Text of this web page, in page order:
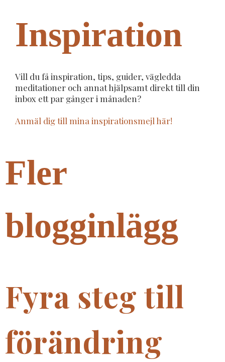
Inspiration
Vill du få inspiration, tips, guider, vägledda
meditationer och annat hjälpsamt direkt till din
inbox ett par gånger i månaden?
Anmäl dig till mina inspirationsmejl här!
Fler
blogginlägg
Fyra steg till
förändring